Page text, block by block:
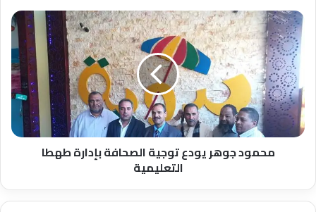
محمود
جوهر
يودع
توجية
الصحافة
بإدارة
طهطا
التعليمية
محمود جوهر يودع توجية الصحافة بإدارة طهطا
التعليمية